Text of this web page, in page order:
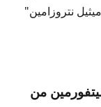
نتروزامين"
من